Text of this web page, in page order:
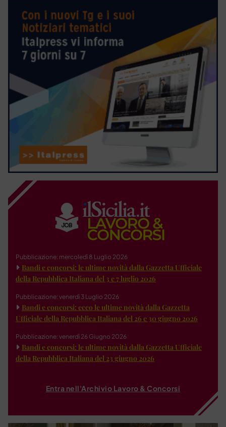
Pubblicazione: mercoledì 8 Luglio 2026
Bandi e concorsi: le ultime novità dalla Gazzetta Ufficiale
della Repubblica Italiana del 3 e 7 luglio 2026
Pubblicazione: venerdì 3 Luglio 2026
Bandi e concorsi: ecco le ultime novità dalla Gazzetta
Ufficiale della Repubblica Italiana del 26 e 30 giugno 2026
Pubblicazione: venerdì 26 Giugno 2026
Bandi e concorsi: le ultime novità dalla Gazzetta Ufficiale
della Repubblica Italiana del 23 giugno 2026
Entra nell'Archivio Lavoro & Concorsi